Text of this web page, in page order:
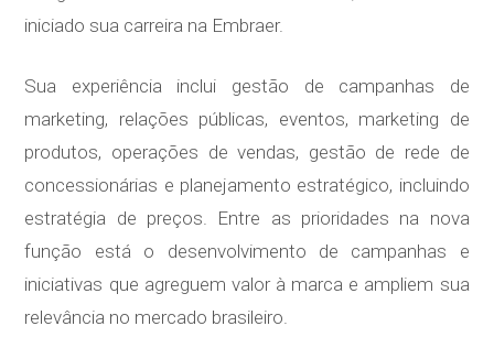
iniciado sua carreira na Embraer.
Sua experiência inclui gestão de campanhas de
marketing, relações públicas, eventos, marketing de
produtos, operações de vendas, gestão de rede de
concessionárias e planejamento estratégico, incluindo
estratégia de preços. Entre as prioridades na nova
função está o desenvolvimento de campanhas e
iniciativas que agreguem valor à marca e ampliem sua
relevância no mercado brasileiro.